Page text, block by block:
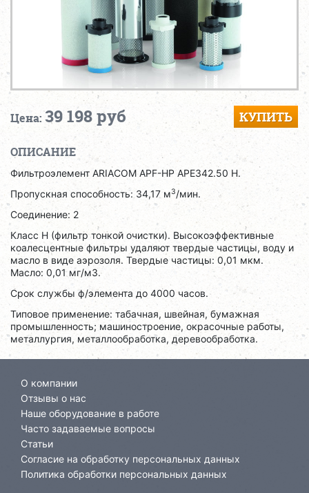
Цена: 39 198 руб КУПИТЬ
ОПИСАНИЕ
Фильтроэлемент ARIACOM APF-HP APE342.50 H.
Пропускная способность: 34,17 м3/мин.
Соединение: 2
Класс H (фильтр тонкой очистки). Высокоэффективные
коалесцентные фильтры удаляют твердые частицы, воду и
масло в виде аэрозоля. Твердые частицы: 0,01 мкм.
Масло: 0,01 мг/м3.
Срок службы ф/элемента до 4000 часов.
Типовое применение: табачная, швейная, бумажная
промышленность; машиностроение, окрасочные работы,
металлургия, металлообработка, деревообработка.
О компании
Отзывы о нас
Наше оборудование в работе
Часто задаваемые вопросы
Статьи
Согласие на обработку персональных данных
Политика обработки персональных данных